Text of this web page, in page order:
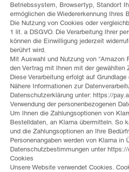
Betriebssystem, Browsertyp, Standort
ermöglichen die Wiedererkennung Ihres
Die Nutzung von Cookies oder
1 lit. a DSGVO. Die Verarbeitung Ihrer
können die Einwilligung jederzeit
berührt wird.
Mit Auswahl und Nutzung von “Amazon
den Vertrag mit Ihnen mit der gewählten
Diese Verarbeitung erfolgt auf
Nähere Informationen zur
Datenschutzerklärung unter: https://
Verwendung der personenbezogenen
Um Ihnen die Zahlungsoptionen von
Bestelldaten, an Klarna übermitteln. So
und die Zahlungsoptionen an Ihre
Personenangaben werden von Klarna
Datenschutzbestimmungen unter https://
Cookies
Unsere Website verwendet Cookies.